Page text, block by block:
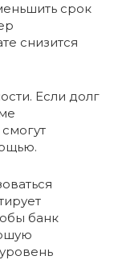
срок
снизится
Если долг
банк